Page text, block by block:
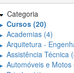
Categoria
Cursos (20)
Academias (4)
Arquitetura -
Assistência Técnica
Automóveis e Motos